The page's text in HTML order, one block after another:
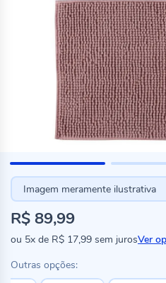
Imagem meramente ilustrativa
R$ 89,99
ou 5x de R$ 17,99 sem jurosVer
Outras opções: